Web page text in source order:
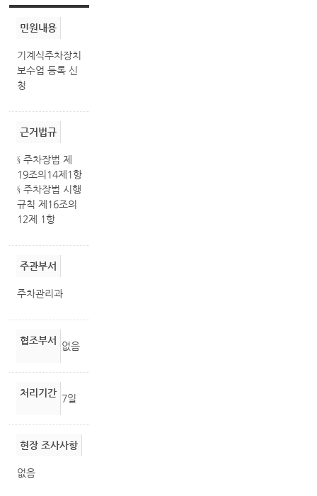
민원내용
기계식주차장치
보수업 등록 신
청
근거법규
§ 주차장법 제
19조의14제1항
§ 주차장법 시행
규칙 제16조의
12제 1항
주관부서
주차관리과
협조부서 없음
처리기간 7일
현장 조사사항
없음